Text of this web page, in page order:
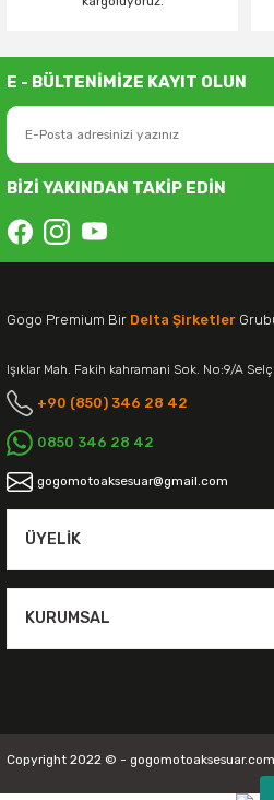
E - BÜLTENİMİZE KAYIT OLUN
BİZİ YAKINDAN TAKİP EDİN
Gogo Premium Bir Delta Şirketler
Işıklar Mah. Fakih kahramani Sok. No:9/A
+90 (850) 346 28 42
0850 346 28 42
gogomotoaksesuar@gmail.com
ÜYELIK
KURUMSAL
Copyright 2022 © - gogomotoaksesuar.com